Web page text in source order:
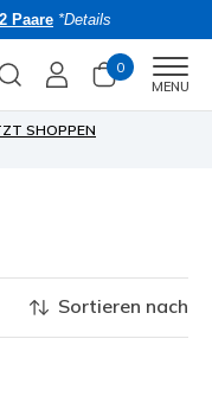
Paare *Details
0
MENU
SHOPPEN
Sortieren nach